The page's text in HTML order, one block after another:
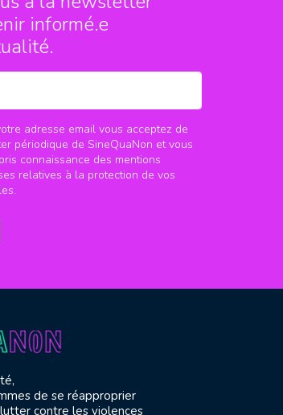
informé.e
adresse email vous acceptez de
périodique de SineQuaNon et vous
connaissance des mentions
relatives à la protection de vos
de se réapproprier
contre les violences